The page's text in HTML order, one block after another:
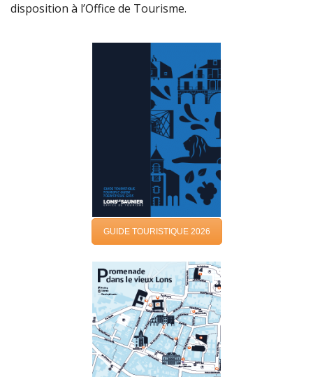
disposition à l’Office de Tourisme.
GUIDE TOURISTIQUE 2026